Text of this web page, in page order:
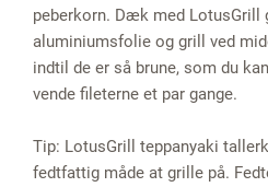
peberkorn. Dæk med
aluminiumsfolie og grill ved
indtil de er så brune, som du
vende fileterne et par gange.
Tip: LotusGrill teppanyaki
fedtfattig måde at grille på.